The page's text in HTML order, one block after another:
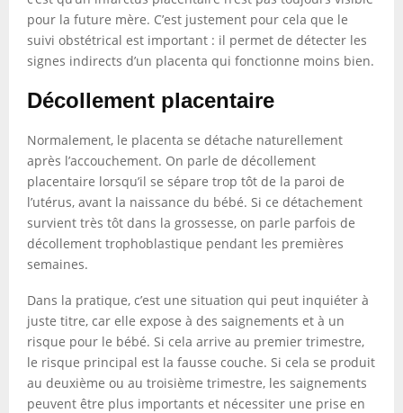
pour la future mère. C’est justement pour cela que le
suivi obstétrical est important : il permet de détecter les
signes indirects d’un placenta qui fonctionne moins bien.
Décollement placentaire
Normalement, le placenta se détache naturellement
après l’accouchement. On parle de décollement
placentaire lorsqu’il se sépare trop tôt de la paroi de
l’utérus, avant la naissance du bébé. Si ce détachement
survient très tôt dans la grossesse, on parle parfois de
décollement trophoblastique pendant les premières
semaines.
Dans la pratique, c’est une situation qui peut inquiéter à
juste titre, car elle expose à des saignements et à un
risque pour le bébé. Si cela arrive au premier trimestre,
le risque principal est la fausse couche. Si cela se produit
au deuxième ou au troisième trimestre, les saignements
peuvent être plus importants et nécessiter une prise en